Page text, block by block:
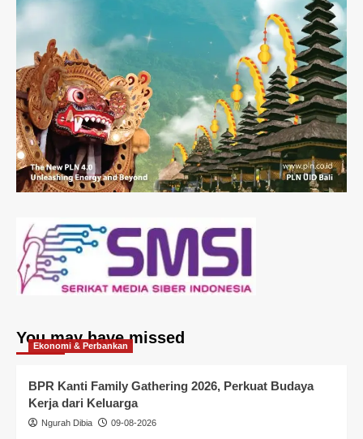
You may have missed
Ekonomi & Perbankan
BPR Kanti Family Gathering 2026, Perkuat Budaya
Kerja dari Keluarga
Ngurah Dibia 09-08-2026